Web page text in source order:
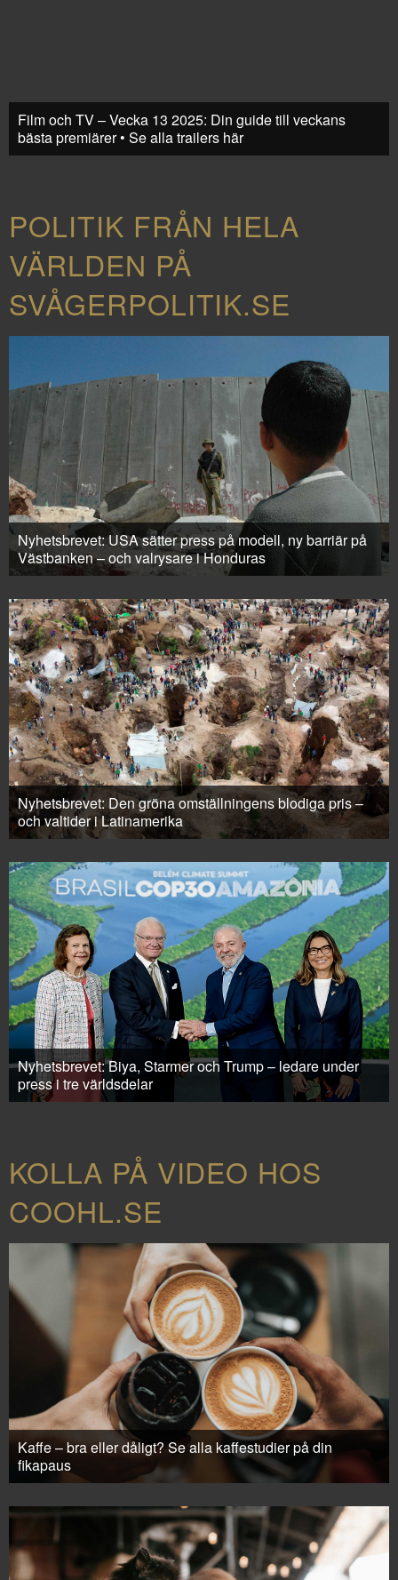
Film och TV – Vecka 13 2025: Din guide till veckans
bästa premiärer • Se alla trailers här
POLITIK FRÅN HELA
VÄRLDEN PÅ
SVÅGERPOLITIK.SE
Nyhetsbrevet: USA sätter press på modell, ny barriär på
Västbanken – och valrysare i Honduras
Nyhetsbrevet: Den gröna omställningens blodiga pris –
och valtider i Latinamerika
Nyhetsbrevet: Biya, Starmer och Trump – ledare under
press i tre världsdelar
KOLLA PÅ VIDEO HOS
COOHL.SE
Kaffe – bra eller dåligt? Se alla kaffestudier på din
fikapaus